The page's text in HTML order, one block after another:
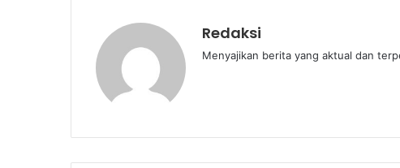
Redaksi
Menyajikan berita yang aktual dan